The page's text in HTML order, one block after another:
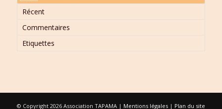
Récent
Commentaires
Etiquettes
© Copyright 2026 Association TAPAMA | Mentions légales| Plan du site